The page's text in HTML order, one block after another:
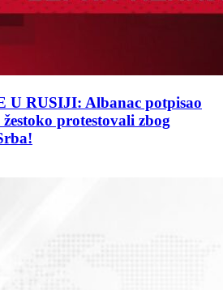
U RUSIJI: Albanac potpisao
protestovali zbog